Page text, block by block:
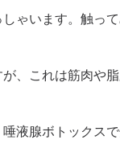
ゃいます。触っ
、これは筋肉や
液腺ボトックス